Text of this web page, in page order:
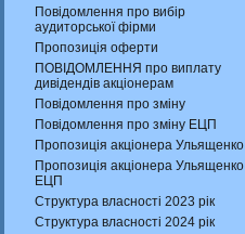
Повідомлення про вибір
аудиторської фірми
Пропозиція оферти
ПОВІДОМЛЕННЯ про виплату
дивідендів акціонерам
Повідомлення про зміну
Повідомлення про зміну ЕЦП
Пропозиція акціонера Ульященко
Пропозиція акціонера Ульященко
ЕЦП
Структура власності 2023 рік
Структура власності 2024 рік